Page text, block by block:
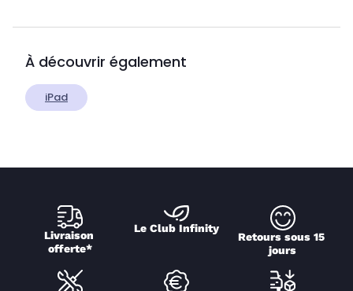
À découvrir également
iPad
Livraison
offerte*
Le Club Infinity
Retours sous 15
jours